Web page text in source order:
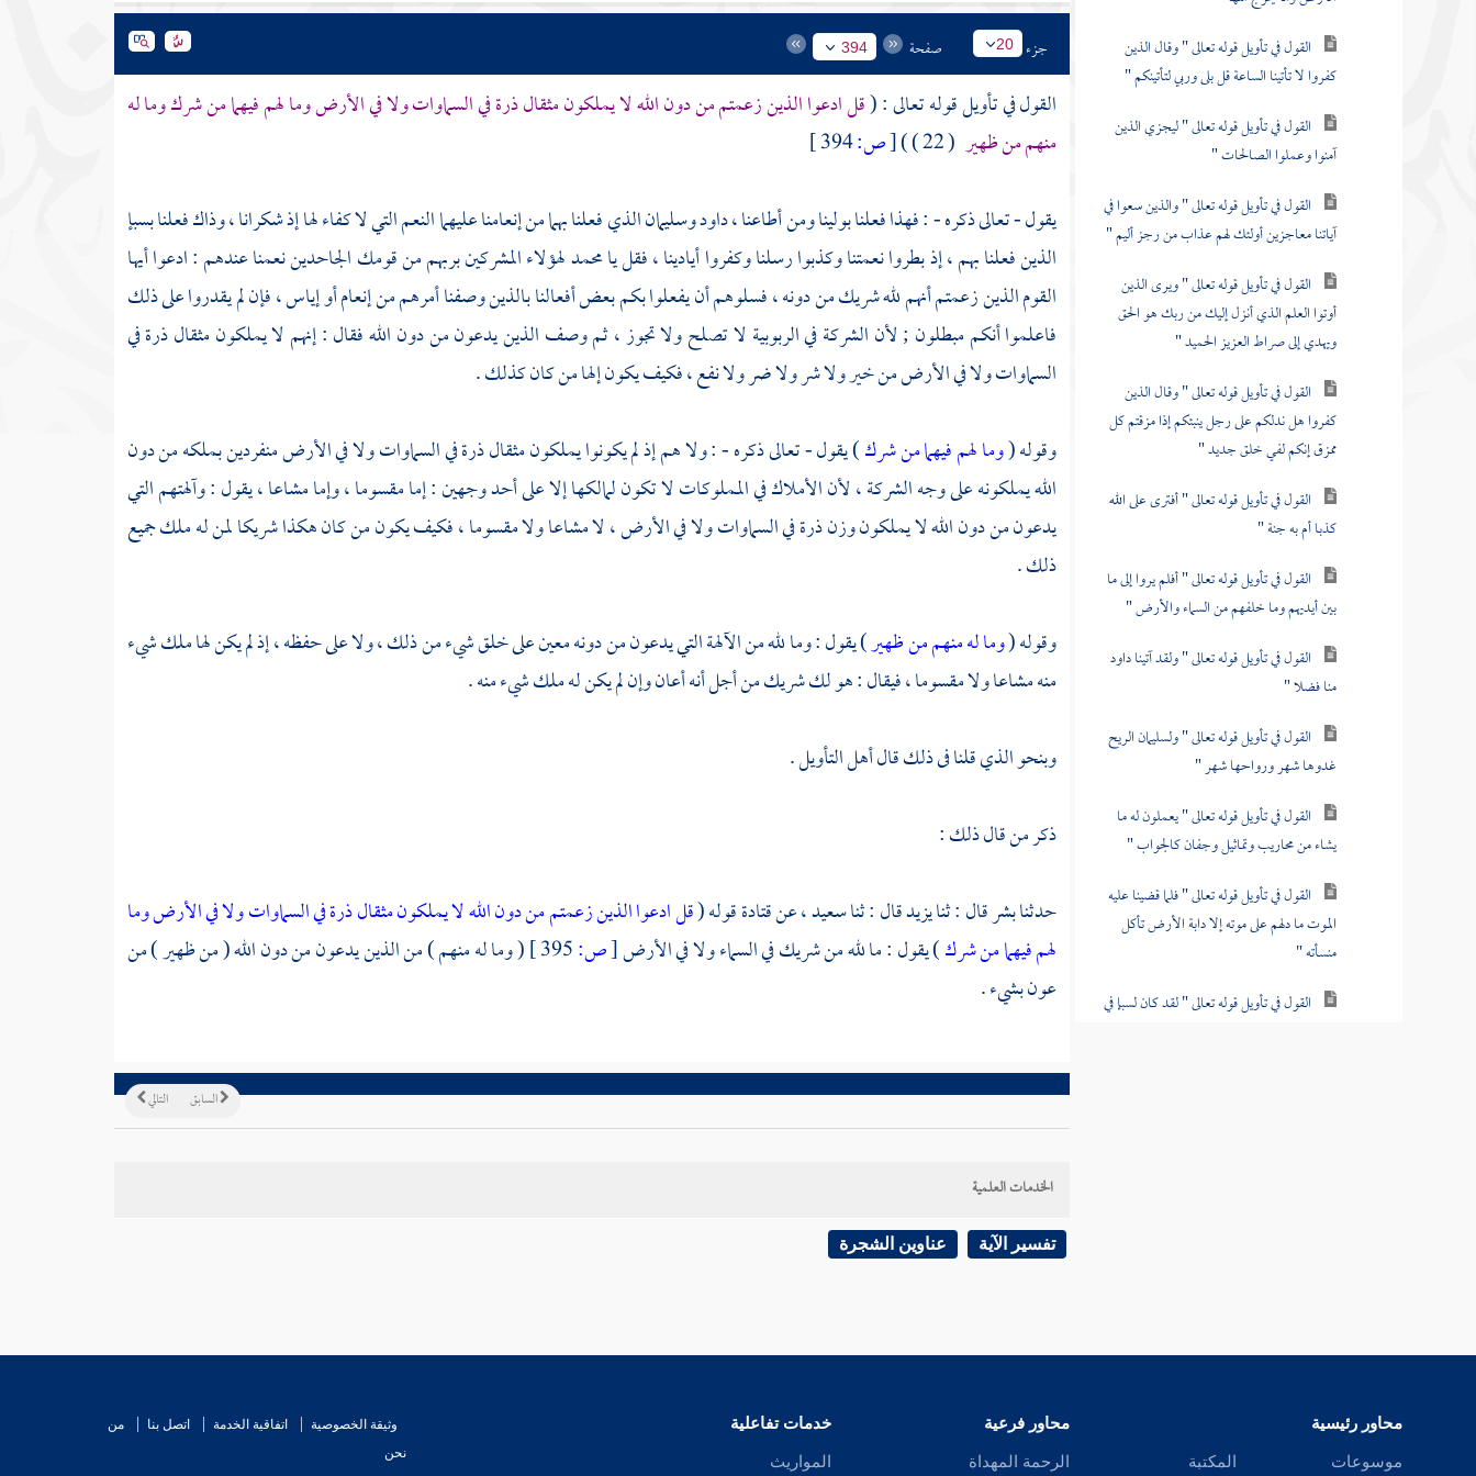
القول في تأويل قوله تعالى " وقال الذين
كفروا لا تأتينا الساعة قل بلى وربي لتأتينكم "
القول في تأويل قوله تعالى " ليجزي الذين
آمنوا وعملوا الصالحات "
القول في تأويل قوله تعالى " والذين سعوا في
آياتنا معاجزين أولئك لهم عذاب من رجز أليم "
القول في تأويل قوله تعالى " ويرى الذين
أوتوا العلم الذي أنزل إليك من ربك هو الحق
ويهدي إلى صراط العزيز الحميد "
القول في تأويل قوله تعالى " وقال الذين
كفروا هل ندلكم على رجل ينبئكم إذا مزقتم كل
ممزق إنكم لفي خلق جديد "
القول في تأويل قوله تعالى " أفترى على الله
كذبا أم به جنة "
القول في تأويل قوله تعالى " أفلم يروا إلى ما
بين أيديهم وما خلفهم من السماء والأرض "
القول في تأويل قوله تعالى " ولقد آتينا داود
منا فضلا "
القول في تأويل قوله تعالى " ولسليمان الريح
غدوها شهر ورواحها شهر "
القول في تأويل قوله تعالى " يعملون له ما
يشاء من محاريب وتماثيل وجفان كالجواب "
القول في تأويل قوله تعالى " فلما قضينا عليه
الموت ما دلهم على موته إلا دابة الأرض تأكل
منسأته "
القول في تأويل قوله تعالى " لقد كان لسبإ في
عليهم إبليس ظنه فاتبعوه إلا فريقا من المؤمنين "
عليهم من سلطان "
جزء 20 صفحة 394
القول في تأويل قوله تعالى : (قل ادعوا الذين زعمتم من دون الله لا يملكون مثقال ذرة في السماوات ولا في الأرض وما لهم فيهما من شرك وما له
منهم من ظهير ( 22 ) )
[ص:
يقول - تعالى ذكره - : فهذا فعلنا بولينا ومن أطاعنا ،داودوسليمانالذي فعلنا بهما من إنعامنا عليهما النعم التي لا كفاء لها إذ شكرانا ، وذاك فعلنا بسبإ
الذين فعلنا بهم ، إذ بطروا نعمتنا وكذبوا رسلنا وكفروا أيادينا ، فقل يامحمدلهؤلاء المشركين بربهم من قومك الجاحدين نعمنا عندهم : ادعوا أيها
القوم الذين زعمتم أنهم لله شريك من دونه ، فسلوهم أن يفعلوا بكم بعض أفعالنا بالذين وصفنا أمرهم من إنعام أو إياس ، فإن لم يقدروا على ذلك
فاعلموا أنكم مبطلون ; لأن الشركة في الربوبية لا تصلح ولا تجوز ، ثم وصف الذين يدعون من دون الله فقال : إنهم لا يملكون مثقال ذرة في
السماوات ولا في الأرض من خير ولا شر ولا ضر ولا نفع ، فكيف يكون إلها من كان كذلك .
وقوله (وما لهم فيهما من شرك) يقول - تعالى ذكره - : ولا هم إذ لم يكونوا يملكون مثقال ذرة في السماوات ولا في الأرض منفردين بملكه من دون
الله يملكونه على وجه الشركة ، لأن الأملاك في المملوكات لا تكون لمالكها إلا على أحد وجهين : إما مقسوما ، وإما مشاعا ، يقول : وآلهتهم التي
يدعون من دون الله لا يملكون وزن ذرة في السماوات ولا في الأرض ، لا مشاعا ولا مقسوما ، فكيف يكون من كان هكذا شريكا لمن له ملك جميع
ذلك .
وقوله (وما له منهم من ظهير) يقول : وما لله من الآلهة التي يدعون من دونه معين على خلق شيء من ذلك ، ولا على حفظه ، إذ لم يكن لها ملك شيء
منه مشاعا ولا مقسوما ، فيقال : هو لك شريك من أجل أنه أعان وإن لم يكن له ملك شيء منه .
وبنحو الذي قلنا فى ذلك قال أهل التأويل .
ذكر من قال ذلك :
حدثنابشرقال : ثنايزيدقال : ثناسعيد ،عنقتادةقوله (قل ادعوا الذين زعمتم من دون الله لا يملكون مثقال ذرة في السماوات ولا في الأرض وما
لهم فيهما من شرك) يقول : ما لله من شريك في السماء ولا في الأرض[ص:
( وما له منهم ) من الذين يدعون من دون الله ( من ظهير ) من
عون بشيء .
التالي السابق
الخدمات العلمية
تفسير الآية عناوين الشجرة
محاور رئيسية
موسوعات المكتبة
محاور فرعية
الرحمة المهداة
خدمات تفاعلية
المواريث
وثيقة الخصوصية اتفاقية الخدمة اتصل بنا
من
نحن